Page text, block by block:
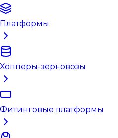
Платформы
Хопперы-зерновозы
Фитинговые платформы